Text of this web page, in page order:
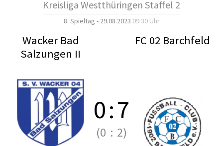
Kreisliga Westthüringen Staffel 2
8. Spieltag - 29.08.2023 09:30 Uhr
Wacker Bad
Salzungen II
FC 02 Barchfeld
0:7
(0 : 2)